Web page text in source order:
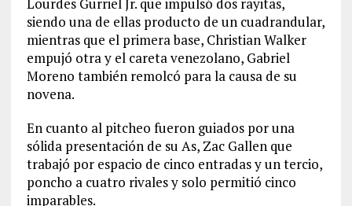
siendo una de ellas producto de un cuadrandular,
mientras que el primera base, Christian Walker
empujó otra y el careta venezolano, Gabriel
Moreno también remolcó para la causa de su
novena.
En cuanto al pitcheo fueron guiados por una
sólida presentación de su As, Zac Gallen que
trabajó por espacio de cinco entradas y un tercio,
poncho a cuatro rivales y solo permitió cinco
imparables.